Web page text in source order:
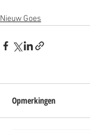
Nieuw Goes
Opmerkingen